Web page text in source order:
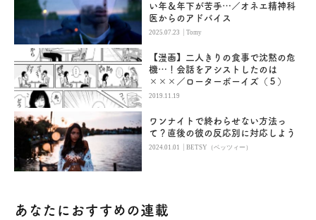
い年＆年下が苦手…／オネエ精神科
医からのアドバイス
2025.07.23 |Tomy
【漫画】二人きりの食事で沈黙の危
機…！会話をアシストしたのは
×××／ローターボーイズ（５）
2019.11.19
ワンナイトで終わらせない方法っ
て？直後の彼の反応別に対応しよう
2024.01.01 |BETSY（ベッツィー）
あなたにおすすめの連載